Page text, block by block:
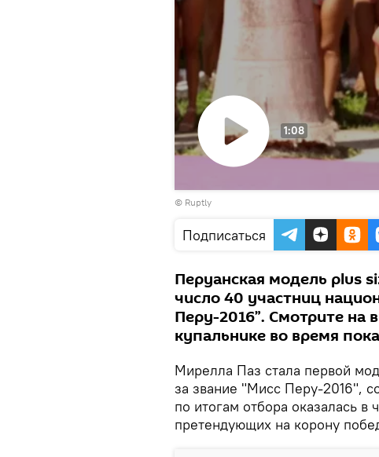
Воспроизвести
1:08
© Ruptly
Подписаться
Перуанская модель plus
число 40 участниц
Перу-2016”. Смотрите на
купальнике во время
Мирелла Паз стала первой
за звание "Мисс Перу-2016",
по итогам отбора оказалась в
претендующих на корону